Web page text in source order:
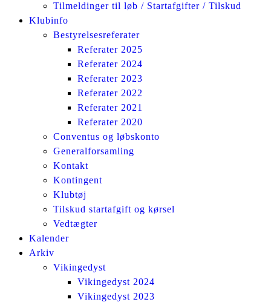
Tilmeldinger til løb / Startafgifter / Tilskud
Klubinfo
Bestyrelsesreferater
Referater 2025
Referater 2024
Referater 2023
Referater 2022
Referater 2021
Referater 2020
Conventus og løbskonto
Generalforsamling
Kontakt
Kontingent
Klubtøj
Tilskud startafgift og kørsel
Vedtægter
Kalender
Arkiv
Vikingedyst
Vikingedyst 2024
Vikingedyst 2023